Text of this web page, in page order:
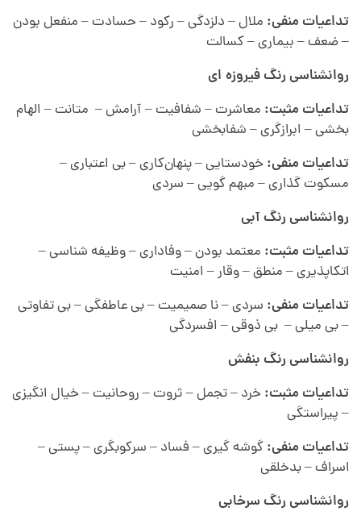
تداعیات منفی: ملال – دلزدگی – رکود – حسادت – منفعل بودن
– ضعف – بیماری – کسالت
روانشناسی رنگفیروزه‌‌ ای
تداعیات مثبت: معاشرت – شفافیت – آرامش – متانت – الهام
بخشی – ابرازگری – شفابخشی
تداعیات منفی: خودستایی – پنهان‌کاری – بی اعتباری –
مسکوت گذاری – مبهم گویی – سردی
روانشناسی رنگآبی
تداعیات مثبت: معتمد بودن – وفاداری – وظیفه شناسی –
اتکاپذیری – منطق – وقار – امنیت
تداعیات منفی: سردی – نا صمیمیت – بی عاطفگی – بی تفاوتی
– بی میلی – بی ذوقی – افسردگی
روانشناسی رنگ بنفش
تداعیات مثبت: خرد – تجمل – ثروت – روحانیت – خیال انگیزی
– پیراستگی
تداعیات منفی:گوشه گیری – فساد – سرکوبگری – پستی –
اسراف – بدخلقی
روانشناسی رنگ سرخابی